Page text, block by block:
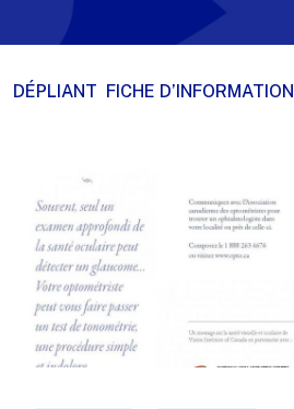
DÉPLIANT FICHE D’INFORMATION